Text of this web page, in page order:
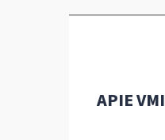
APIE VMI